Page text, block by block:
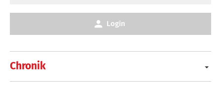
Chronik
Login